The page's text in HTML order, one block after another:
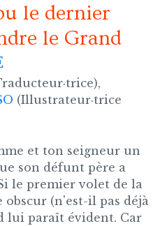
le dernier
le Grand
(Illustrateur·trice
et ton seigneur un
son défunt père a
le premier volet de la
(n'est-il pas déjà
lui paraît évident. Car